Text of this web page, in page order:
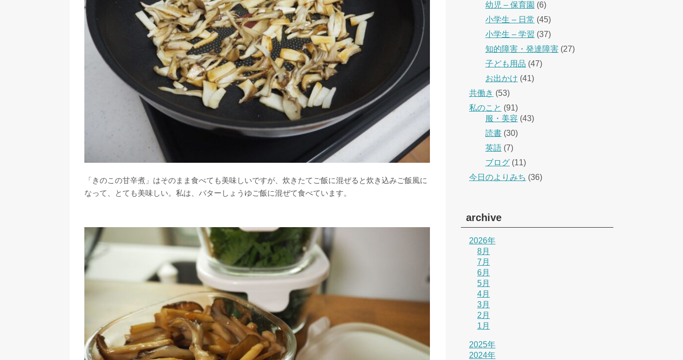
「きのこの甘辛煮」はそのまま食べても美味しいですが、炊きたてご飯に混ぜると炊き込みご飯風に
なって、とても美味しい。私は、バターしょうゆご飯に混ぜて食べています。
幼児 – 保育園 (6)
小学生 – 日常 (45)
小学生 – 学習 (37)
知的障害・発達障害 (27)
子ども用品 (47)
お出かけ (41)
共働き (53)
私のこと (91)
服・美容 (43)
読書 (30)
英語 (7)
ブログ (11)
今日のよりみち (36)
archive
2026年
8月
7月
6月
5月
4月
3月
2月
1月
2025年
2024年